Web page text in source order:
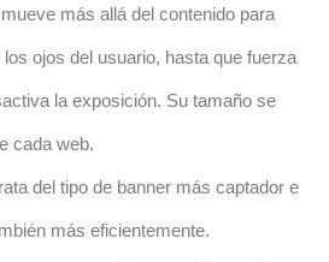
más allá del contenido para
ojos del usuario, hasta que fuerza
la exposición. Su tamaño se
cada web.
del tipo de banner más captador e
más eficientemente.